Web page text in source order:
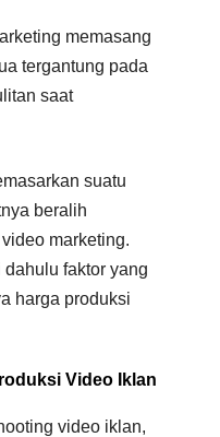
memasang
tergantung pada
saat
suatu
beralih
marketing.
faktor yang
harga produksi
Video Iklan
video iklan,